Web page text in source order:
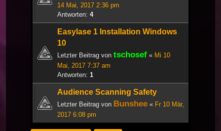
14 Mai, 2017 2:36 pm
Antworten: 4
Easylase 1 Installation Windows
10
Letzter Beitrag von tschosef « Mi 10
Mai, 2017 7:37 am
Antworten: 1
Audience Scanning Safety
Letzter Beitrag von Bunshee « Fr 10 Mär,
2017 6:08 pm